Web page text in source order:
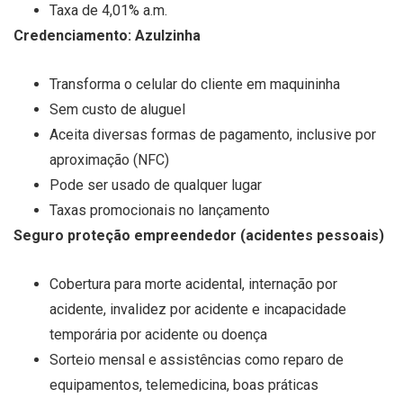
Taxa de 4,01% a.m.
Credenciamento: Azulzinha
Transforma o celular do cliente em maquininha
Sem custo de aluguel
Aceita diversas formas de pagamento, inclusive por
aproximação (NFC)
Pode ser usado de qualquer lugar
Taxas promocionais no lançamento
Seguro proteção empreendedor (acidentes pessoais)
Cobertura para morte acidental, internação por
acidente, invalidez por acidente e incapacidade
temporária por acidente ou doença
Sorteio mensal e assistências como reparo de
equipamentos, telemedicina, boas práticas